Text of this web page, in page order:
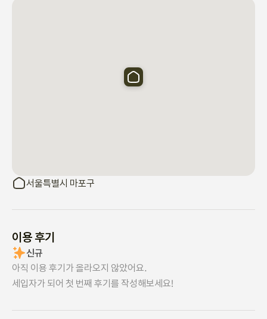
서울특별시 마포구
이용 후기
신규
아직 이용 후기가 올라오지 않았어요.
세입자가 되어 첫 번째 후기를 작성해보세요!